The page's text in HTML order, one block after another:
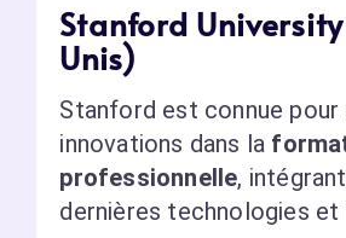
Stanford
Unis)
Stanford est connue pour
innovations dans la
professionnelle,
dernières technologies et